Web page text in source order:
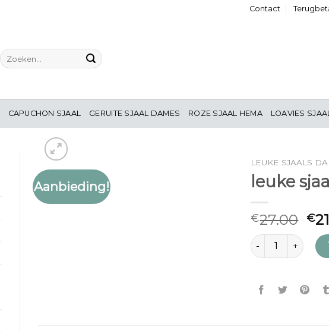
Contact
Zoeken
naar:
CAPUCHON SJAAL GERUITE SJAAL DAMES ROZE SJAAL HEMA LOAVIES
Aanbieding!
LEUKE SJAALS
leuke
€27.00 €
leuke sjaals